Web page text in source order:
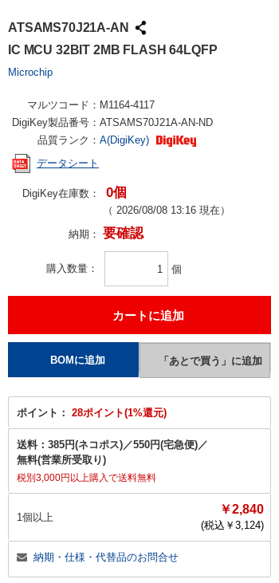
ATSAMS70J21A-AN
IC MCU 32BIT 2MB FLASH 64LQFP
Microchip
マルツコード： M1164-4117
DigiKey製品番号： ATSAMS70J21A-AN-ND
品質ランク： A(DigiKey)
データシート
DigiKey在庫数： 0個
（ 2026/08/08 13:16 現在）
納期： 要確認
購入数量 個
ポイント： 28ポイント(1%還元)
送料： 385円(ネコポス)／550円(宅急便)／
無料(営業所受取り)
税別3,000円以上購入で送料無料
1個以上
￥2,840
(税込￥ 3,124)
納期・仕様・代替品のお問合せ